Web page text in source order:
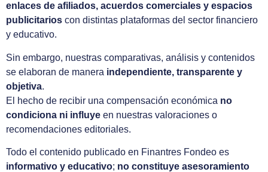
enlaces de afiliados, acuerdos comerciales y espacios
publicitarios con distintas plataformas del sector financiero
y educativo.
Sin embargo, nuestras comparativas, análisis y contenidos
se elaboran de manera independiente, transparente y
objetiva.
El hecho de recibir una compensación económica no
condiciona ni influye en nuestras valoraciones o
recomendaciones editoriales.
Todo el contenido publicado en Finantres Fondeo es
informativo y educativo; no constituye asesoramiento